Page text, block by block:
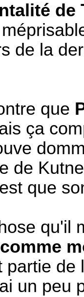
de
de la
que
ça
de
que
qu'il
partie
un peu